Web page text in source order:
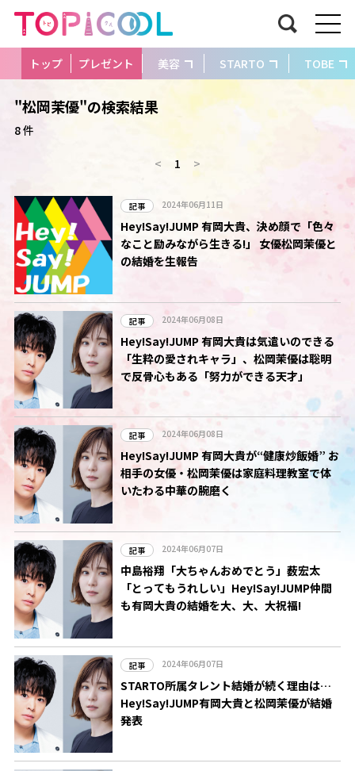
トップ プレゼント 美容 STARTO TOBE
"松岡茉優"の検索結果
8 件
< 1 >
記事 2024年06月11日
Hey!Say!JUMP 有岡大貴、決め顔で「色々
なこと励みながら生きる!」 女優松岡茉優と
の結婚を生報告
記事 2024年06月08日
Hey!Say!JUMP 有岡大貴は気遣いのできる
「生粋の愛されキャラ」、松岡茉優は聡明
で反骨心もある「努力ができる天才」
記事 2024年06月08日
Hey!Say!JUMP 有岡大貴が“健康炒飯婚” お
相手の女優・松岡茉優は家庭料理教室で体
いたわる中華の腕磨く
記事 2024年06月07日
中島裕翔「大ちゃんおめでとう」薮宏太
「とってもうれしい」Hey!Say!JUMP仲間
も有岡大貴の結婚を大、大、大祝福!
記事 2024年06月07日
STARTO所属タレント結婚が続く理由は…
Hey!Say!JUMP有岡大貴と松岡茉優が結婚
発表